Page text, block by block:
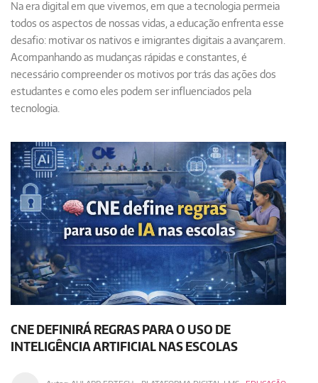
Na era digital em que vivemos, em que a tecnologia permeia
todos os aspectos de nossas vidas, a educação enfrenta esse
desafio: motivar os nativos e imigrantes digitais a avançarem.
Acompanhando as mudanças rápidas e constantes, é
necessário compreender os motivos por trás das ações dos
estudantes e como eles podem ser influenciados pela
tecnologia.
CNE DEFINIRÁ REGRAS PARA O USO DE
INTELIGÊNCIA ARTIFICIAL NAS ESCOLAS